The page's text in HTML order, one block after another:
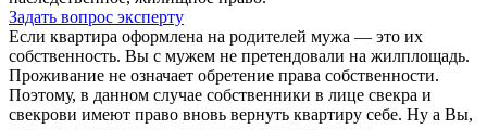
Задать вопрос эксперту
Если квартира оформлена на родителей мужа — это их
собственность. Вы с мужем не претендовали на жилплощадь.
Проживание не означает обретение права собственности.
Поэтому, в данном случае собственники в лице свекра и
свекрови имеют право вновь вернуть квартиру себе. Ну а Вы,